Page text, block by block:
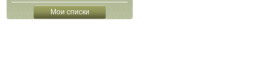
Мои списки